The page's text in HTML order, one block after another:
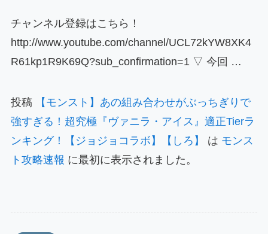
チャンネル登録はこちら！
http://www.youtube.com/channel/UCL72kYW8XK4
R61kp1R9K69Q?sub_confirmation=1 ▽ 今回 …
投稿
【モンスト】あの組み合わせがぶっちぎりで
強すぎる！超究極『ヴァニラ・アイス』適正Tierラ
ンキング！【ジョジョコラボ】【しろ】
は モンス
ト攻略速報 に最初に表示されました。